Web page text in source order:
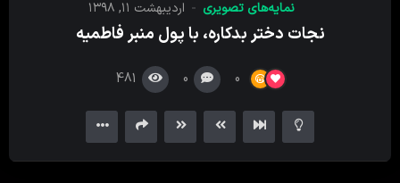
نمایه‌های تصویری اردیبهشت ۱۱, ۱۳۹۸
نجات دختر بدکاره، با پول منبر فاطمیه
0
0
481